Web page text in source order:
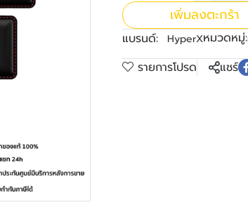
เพิ่มลงตะกร้า
แบรนด์: HyperXหมวดหมู่:
รายการโปรด แชร์